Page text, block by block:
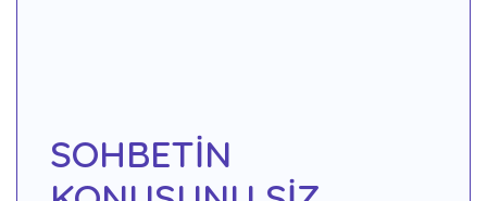
SOHBETİN